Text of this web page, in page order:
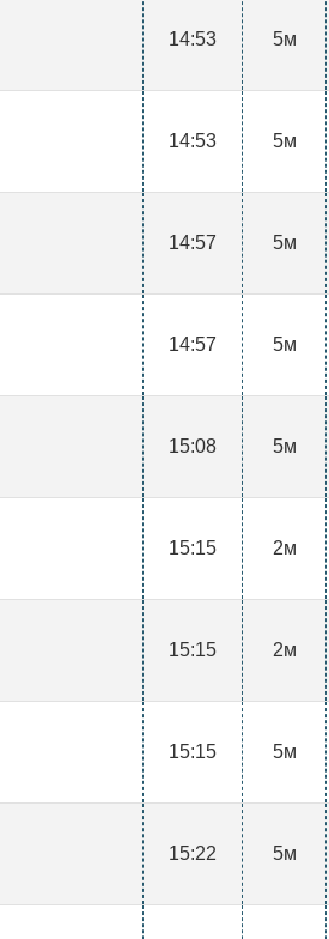
14:53 5м
14:53 5м
14:57 5м
14:57 5м
15:08 5м
15:15 2м
15:15 2м
15:15 5м
15:22 5м